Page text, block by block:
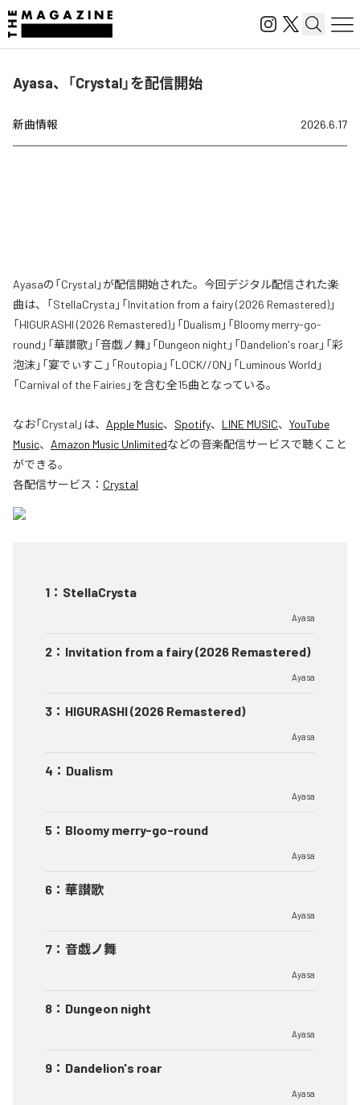
Ayasa、「Crystal」を配信開始
新曲情報 2026.6.17
Ayasaの「Crystal」が配信開始された。今回デジタル配信された楽
曲は、「StellaCrysta」「Invitation from a fairy (2026 Remastered)」
「HIGURASHI (2026 Remastered)」「Dualism」「Bloomy merry-go-
round」「華讃歌」「音戯ノ舞」「Dungeon night」「Dandelion's roar」「彩
泡沫」「宴でぃすこ」「Routopia」「LOCK//ON」「Luminous World」
「Carnival of the Fairies」を含む全15曲となっている。
なお「Crystal 」は、 Apple Music、 Spotify、 LINE MUSIC、 YouTube
Music、 Amazon Music Unlimitedなどの音楽配信サービスで聴くこと
ができる。
各配信サービス： Crystal
1 ： StellaCrysta
Ayasa
2 ： Invitation from a fairy (2026 Remastered)
Ayasa
3 ： HIGURASHI (2026 Remastered)
Ayasa
4 ： Dualism
Ayasa
5 ： Bloomy merry-go-round
Ayasa
6 ： 華讃歌
Ayasa
7 ： 音戯ノ舞
Ayasa
8 ： Dungeon night
Ayasa
9 ： Dandelion's roar
Ayasa